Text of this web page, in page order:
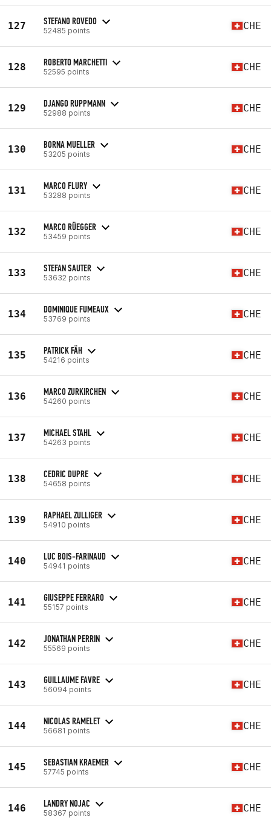
127 STEFANO ROVEDO
52485 points CHE
128 ROBERTO MARCHETTI
52595 points CHE
129 DJANGO RUPPMANN
52988 points CHE
130 BORNA MUELLER
53205 points CHE
131 MARCO FLURY
53288 points CHE
132 MARCO RÜEGGER
53459 points CHE
133 STEFAN SAUTER
53632 points CHE
134 DOMINIQUE FUMEAUX
53769 points CHE
135 PATRICK FÄH
54216 points CHE
136 MARCO ZURKIRCHEN
54260 points CHE
137 MICHAEL STAHL
54263 points CHE
138 CEDRIC DUPRE
54658 points CHE
139 RAPHAEL ZULLIGER
54910 points CHE
140 LUC BOIS-FARINAUD
54941 points CHE
141 GIUSEPPE FERRARO
55157 points CHE
142 JONATHAN PERRIN
55569 points CHE
143 GUILLAUME FAVRE
56094 points CHE
144 NICOLAS RAMELET
56681 points CHE
145 SEBASTIAN KRAEMER
57745 points CHE
146 LANDRY NOJAC
58367 points CHE